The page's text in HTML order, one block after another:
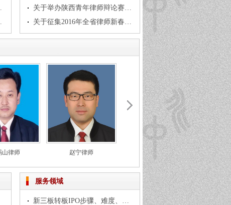
问题的解释
的解释
关于举办陕西青年律师辩论赛决赛的通知
关于征集2016年全省律师新春联谊会 节目及选拨主持人的通知
山律师 赵宁律师 潘静律师 李
服务领域
新三板转板IPO步骤、难度、注意事项